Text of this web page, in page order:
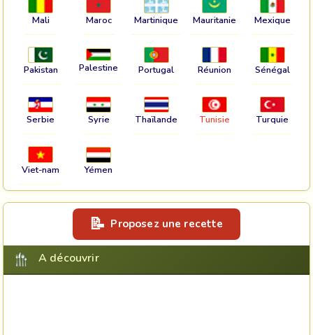
Mali Maroc Martinique Mauritanie Mexique
Pakistan Palestine Portugal Réunion Sénégal
Serbie Syrie Thaïlande Tunisie Turquie
Viet-nam Yémen
Proposez une recette
A découvrir